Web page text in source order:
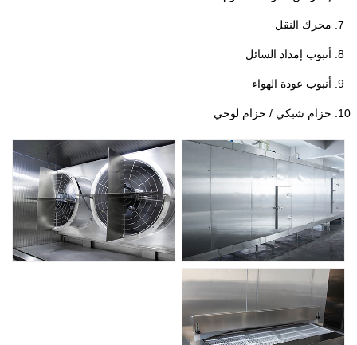
محرك النقل
أنبوب إمداد السائل
أنبوب عودة الهواء
حزام شبكي / حزام لوحي